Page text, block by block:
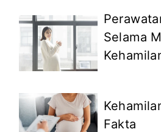
Selama
Fakta